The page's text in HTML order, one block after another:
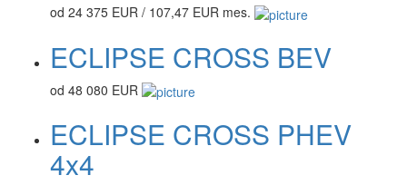
od 24 375 EUR / 107,47 EUR mes.
ECLIPSE CROSS BEV
od 48 080 EUR
ECLIPSE CROSS PHEV
4x4